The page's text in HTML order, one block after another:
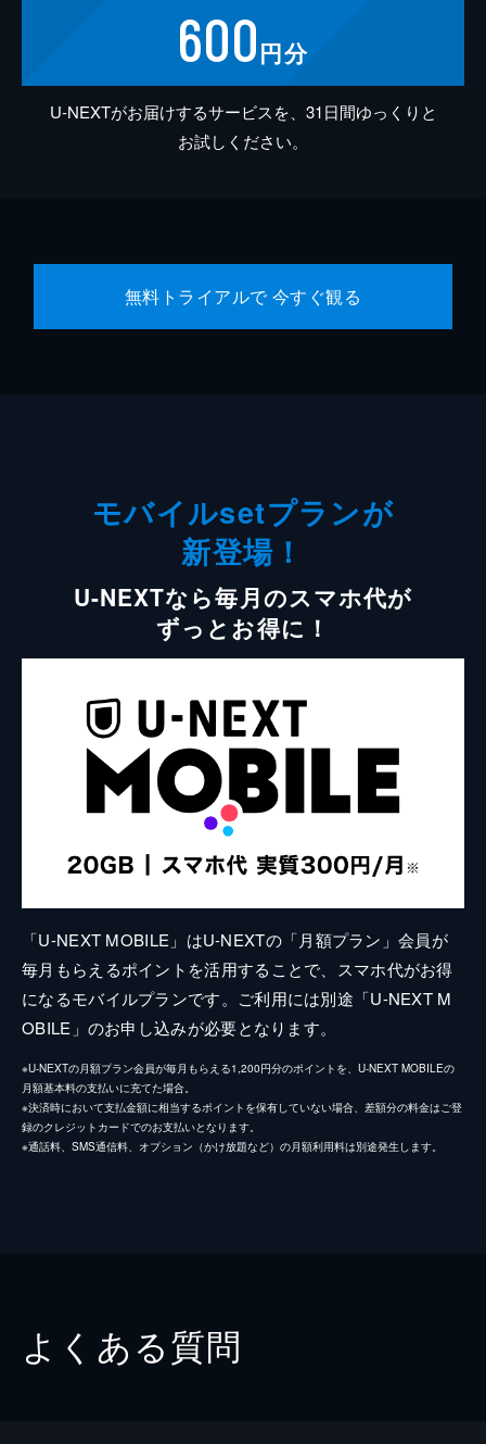
600円分
U-NEXTがお届けするサービスを、31日間ゆっくりと
お試しください。
無料トライアルで 今すぐ観る
モバイルsetプランが
新登場！
U-NEXTなら毎月のスマホ代が
ずっとお得に！
「U-NEXT MOBILE」はU-NEXTの「月額プラン」会員が
毎月もらえるポイントを活用することで、スマホ代がお得
になるモバイルプランです。ご利用には別途「U-NEXT M
OBILE」のお申し込みが必要となります。
※U-NEXTの月額プラン会員が毎月もらえる1,200円分のポイントを、U-NEXT MOBILEの
月額基本料の支払いに充てた場合。
※決済時において支払金額に相当するポイントを保有していない場合、差額分の料金はご登
録のクレジットカードでのお支払いとなります。
※通話料、SMS通信料、オプション（かけ放題など）の月額利用料は別途発生します。
よくある質問